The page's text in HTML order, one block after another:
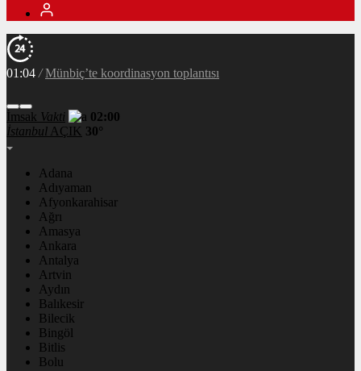
01:04 / Münbiç’te koordinasyon toplantısı
İmsak Vakti
02:00
İstanbul AÇIK 30°
Adana
Adıyaman
Afyonkarahisar
Ağrı
Amasya
Ankara
Antalya
Artvin
Aydın
Balıkesir
Bilecik
Bingöl
Bitlis
Bolu